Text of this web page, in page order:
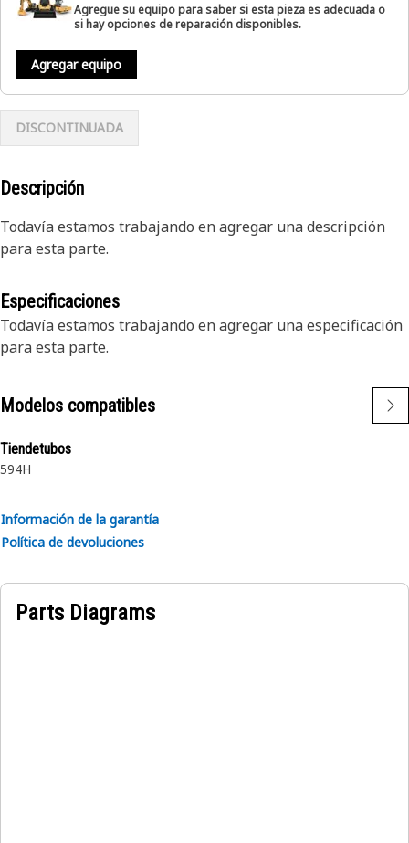
Agregue su equipo para saber si esta pieza es adecuada o
si hay opciones de reparación disponibles.
Agregar equipo
DISCONTINUADA
Descripción
Todavía estamos trabajando en agregar una descripción
para esta parte.
Especificaciones
Todavía estamos trabajando en agregar una especificación
para esta parte.
Modelos compatibles
Tiendetubos
594H
Información de la garantía
Política de devoluciones
Parts Diagrams